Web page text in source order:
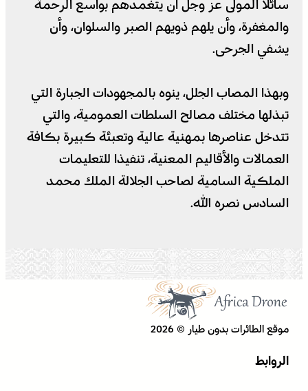
سائلا المولى عز وجل أن يتغمدهم بواسع الرحمة
والمغفرة، وأن يلهم ذويهم الصبر والسلوان، وأن
يشفي الجرحى.
وبهذا المصاب الجلل، ينوه بالمجهودات الجبارة التي
تبذلها مختلف مصالح السلطات العمومية، والتي
تتدخل عناصرها بمهنية عالية وتعبئة كبيرة بكافة
العمالات والأقاليم المعنية، تنفيذا للتعليمات
الملكية السامية لصاحب الجلالة الملك محمد
السادس نصره الله.
موقع الطائرات بدون طيار © 2026
الروابط